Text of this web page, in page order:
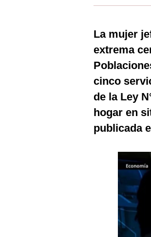
La mujer
extrema
cinco
de la Ley
hogar en
publicada